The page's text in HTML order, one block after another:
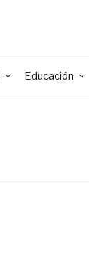
Educación